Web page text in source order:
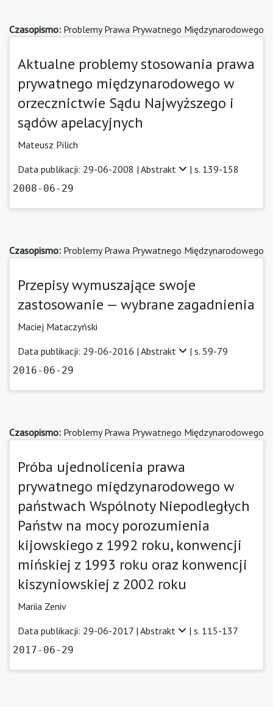
Czasopismo: Problemy Prawa Prywatnego Międzynarodowego
Aktualne problemy stosowania prawa
prywatnego międzynarodowego w
orzecznictwie Sądu Najwyższego i
sądów apelacyjnych
Mateusz Pilich
Data publikacji: 29-06-2008 | Abstrakt | s. 139-158
2008-06-29
Czasopismo: Problemy Prawa Prywatnego Międzynarodowego
Przepisy wymuszające swoje
zastosowanie — wybrane zagadnienia
Maciej Mataczyński
Data publikacji: 29-06-2016 | Abstrakt | s. 59-79
2016-06-29
Czasopismo: Problemy Prawa Prywatnego Międzynarodowego
Próba ujednolicenia prawa
prywatnego międzynarodowego w
państwach Wspólnoty Niepodległych
Państw na mocy porozumienia
kijowskiego z 1992 roku, konwencji
mińskiej z 1993 roku oraz konwencji
kiszyniowskiej z 2002 roku
Mariia Zeniv
Data publikacji: 29-06-2017 | Abstrakt | s. 115-137
2017-06-29